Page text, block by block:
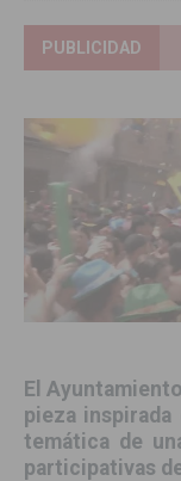
PUBLICIDAD
El
pieza
temática de
participativas